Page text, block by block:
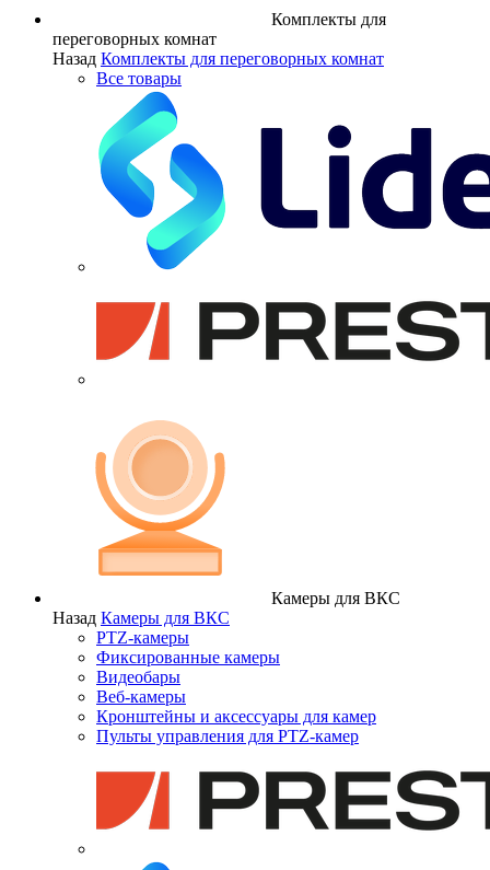
Комплекты для
переговорных комнат
Назад Комплекты для переговорных комнат
Все товары
Камеры для ВКС
Назад Камеры для ВКС
PTZ-камеры
Фиксированные камеры
Видеобары
Веб-камеры
Кронштейны и аксессуары для камер
Пульты управления для PTZ-камер